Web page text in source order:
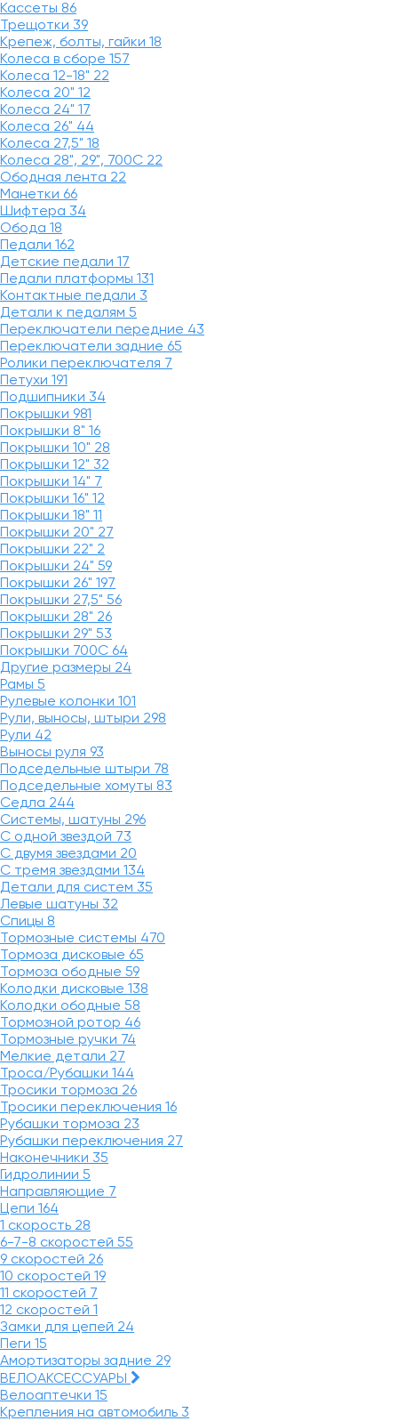
Кассеты 86
Трещотки 39
Крепеж, болты, гайки 18
Колеса в сборе 157
Колеса 12-18" 22
Колеса 20" 12
Колеса 24" 17
Колеса 26" 44
Колеса 27,5" 18
Колеса 28", 29", 700С 22
Ободная лента 22
Манетки 66
Шифтера 34
Обода 18
Педали 162
Детские педали 17
Педали платформы 131
Контактные педали 3
Детали к педалям 5
Переключатели передние 43
Переключатели задние 65
Ролики переключателя 7
Петухи 191
Подшипники 34
Покрышки 981
Покрышки 8" 16
Покрышки 10" 28
Покрышки 12" 32
Покрышки 14" 7
Покрышки 16" 12
Покрышки 18" 11
Покрышки 20" 27
Покрышки 22" 2
Покрышки 24" 59
Покрышки 26" 197
Покрышки 27,5" 56
Покрышки 28" 26
Покрышки 29" 53
Покрышки 700C 64
Другие размеры 24
Рамы 5
Рулевые колонки 101
Рули, выносы, штыри 298
Рули 42
Выносы руля 93
Подседельные штыри 78
Подседельные хомуты 83
Седла 244
Системы, шатуны 296
С одной звездой 73
С двумя звездами 20
С тремя звездами 134
Детали для систем 35
Левые шатуны 32
Спицы 8
Тормозные системы 470
Тормоза дисковые 65
Тормоза ободные 59
Колодки дисковые 138
Колодки ободные 58
Тормозной ротор 46
Тормозные ручки 74
Мелкие детали 27
Троса/Рубашки 144
Тросики тормоза 26
Тросики переключения 16
Рубашки тормоза 23
Рубашки переключения 27
Наконечники 35
Гидролинии 5
Направляющие 7
Цепи 164
1 скорость 28
6-7-8 скоростей 55
9 скоростей 26
10 скоростей 19
11 скоростей 7
12 скоростей 1
Замки для цепей 24
Пеги 15
Амортизаторы задние 29
ВЕЛОАКСЕССУАРЫ
Велоаптечки 15
Крепления на автомобиль 3